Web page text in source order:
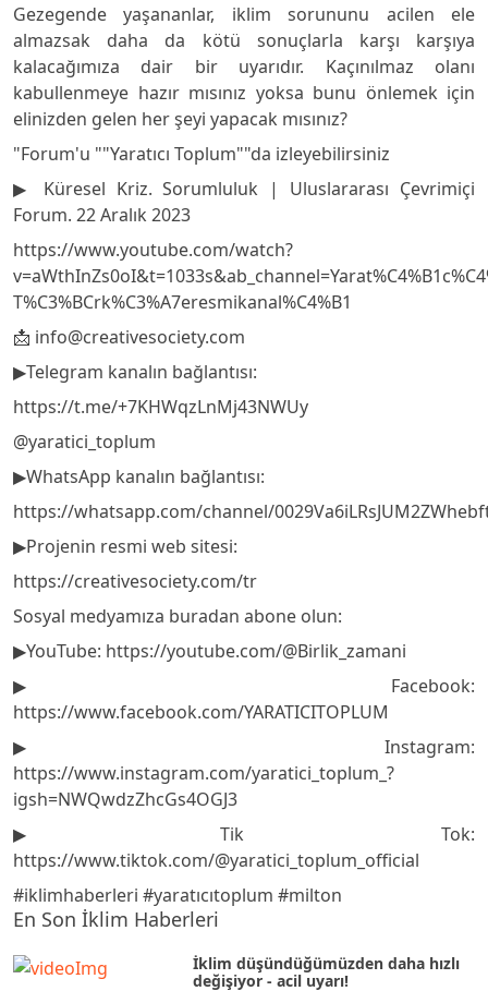
Gezegende yaşananlar, iklim sorununu acilen ele
almazsak daha da kötü sonuçlarla karşı karşıya
kalacağımıza dair bir uyarıdır. Kaçınılmaz olanı
kabullenmeye hazır mısınız yoksa bunu önlemek için
elinizden gelen her şeyi yapacak mısınız?
"Forum'u ""Yaratıcı Toplum""da izleyebilirsiniz
▶️ Küresel Kriz. Sorumluluk | Uluslararası Çevrimiçi
Forum. 22 Aralık 2023
https://www.youtube.com/watch?
T%C3%BCrk%C3%A7eresmikanal%C4%B1
📩 info@creativesociety.com
▶️Telegram kanalın bağlantısı:
https://t.me/+7KHWqzLnMj43NWUy
@yaratici_toplum
▶️WhatsApp kanalın bağlantısı:
https://whatsapp.com/channel/
▶️Projenin resmi web sitesi:
https://creativesociety.com/tr
Sosyal medyamıza buradan abone olun:
▶️YouTube: https://youtube.com/@Birlik_zamani
▶️Facebook:
https://www.facebook.com/YARATICITOPLUM
▶️Instagram:
https://www.instagram.com/yaratici_toplum_?
igsh=NWQwdzZhcGs4OGJ3
▶️Tik Tok:
https://www.tiktok.com/@yaratici_toplum_official
#iklimhaberleri #yaratıcıtoplum #milton
En Son İklim Haberleri
İklim düşündüğümüzden daha hızlı
değişiyor - acil uyarı!